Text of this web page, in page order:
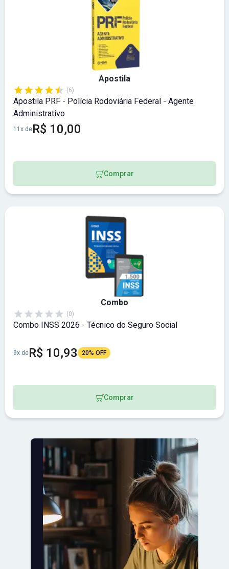
Apostila
(6)
Apostila PRF - Polícia Rodoviária Federal - Agente
Administrativo
11x deR$ 10,00
Comprar
Combo
(0)
Combo INSS 2026 - Técnico do Seguro Social
9x deR$ 10,93 20% OFF
Comprar